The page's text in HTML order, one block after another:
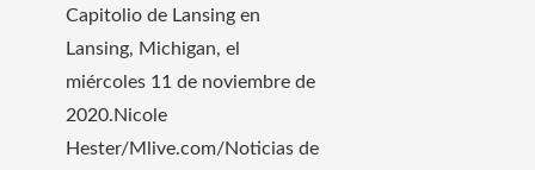
Capitolio de Lansing en
Lansing, Michigan, el
miércoles 11 de noviembre de
2020.Nicole
Hester/Mlive.com/Noticias de